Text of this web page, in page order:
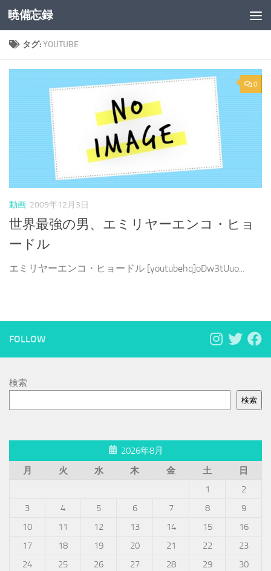
コンテンツへスキップ
暁備忘録
タグ:YOUTUBE
0
動画 2009年12月3日
世界最強の男、エミリヤーエンコ・ヒョ
ードル
エミリヤーエンコ・ヒョードル [youtubehq]oDw3tUuo...
FOLLOW
検索
検索
2026年8月
月
火 水 木 金 土
日
1
2
3
4 5 6 7 8
9
10
11 12 13 14 15
16
17
18 19 20 21 22
23
24
25 26 27 28 29
30